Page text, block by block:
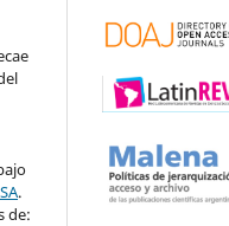
.
de: